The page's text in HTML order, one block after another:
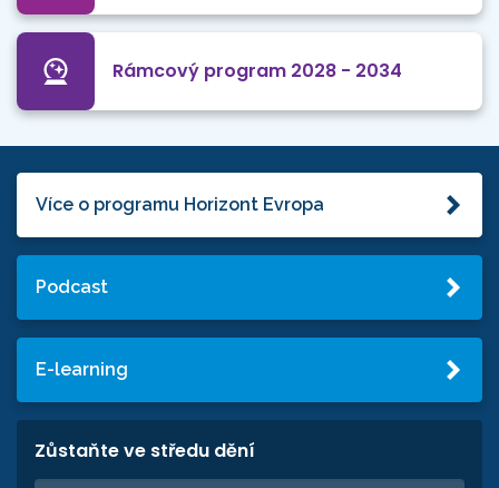
Rámcový program 2028 - 2034
Více o programu Horizont Evropa
Podcast
E-learning
Zůstaňte ve středu dění